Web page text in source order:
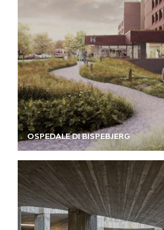
OSPEDALE DI BISPEBJERG